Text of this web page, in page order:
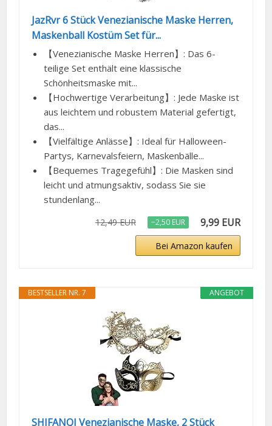
JazRvr 6 Stück Venezianische Maske Herren,
Maskenball Kostüm Set für...
【Venezianische Maske Herren】: Das 6-
teilige Set enthält eine klassische
Schönheitsmaske mit...
【Hochwertige Verarbeitung】: Jede Maske ist
aus leichtem und robustem Material gefertigt,
das...
【Vielfältige Anlässe】: Ideal für Halloween-
Partys, Karnevalsfeiern, Maskenbälle...
【Bequemes Tragegefühl】: Die Masken sind
leicht und atmungsaktiv, sodass Sie sie
stundenlang...
12,49 EUR −2,50 EUR 9,99 EUR
Bei Amazon kaufen
ANGEBOT
BESTSELLER NR. 7
SHIFANQI Venezianische Maske, 2 Stück